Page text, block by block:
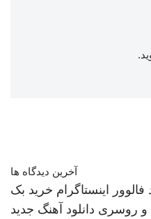
.
آخرین دیدگاه ها
فالوور اینستاگرام خرید بک
و روسری دانلود آهنگ جدید